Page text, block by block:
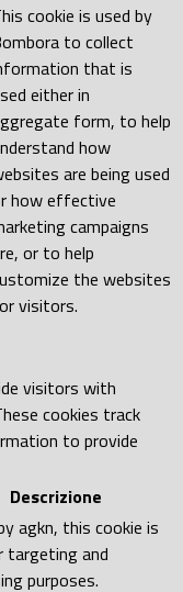
cookie is used by
to collect
that is
either in
form, to help
how
are being used
how effective
campaigns
or to help
the websites
visitors.
visitors with
cookies track
to provide
Descrizione
agkn, this cookie is
targeting and
purposes.